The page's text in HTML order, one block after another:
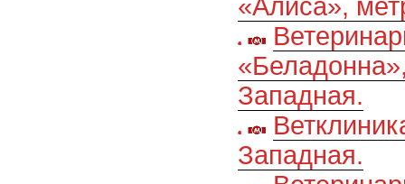
«Алиса»,
Западная.
Западная.